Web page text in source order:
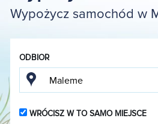
Wypożycz samochód w
ODBIOR
WRÓCISZ W TO SAMO MIEJSCE